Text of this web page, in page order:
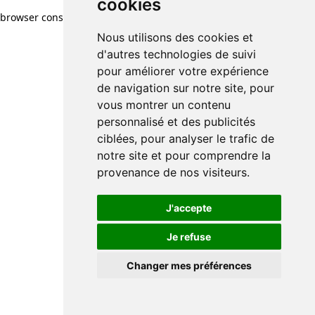
cookies
Nous utilisons des cookies et
d'autres technologies de suivi
pour améliorer votre expérience
de navigation sur notre site, pour
vous montrer un contenu
personnalisé et des publicités
ciblées, pour analyser le trafic de
notre site et pour comprendre la
provenance de nos visiteurs.
J'accepte
Je refuse
Changer mes préférences
browser console for more information)